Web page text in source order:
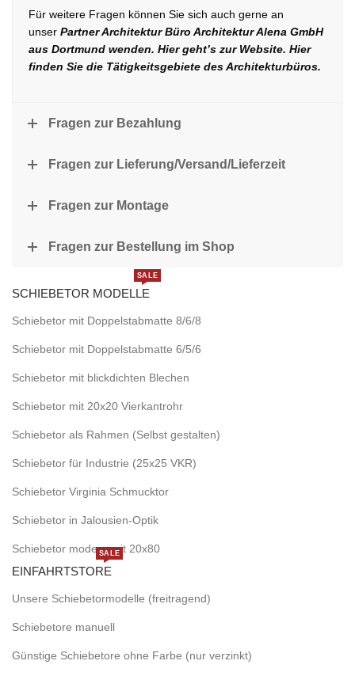
Für weitere Fragen können Sie sich auch gerne an
unser Partner Architektur Büro Architektur Alena GmbH
aus Dortmund wenden. Hier geht’s zur Website. Hier
finden Sie die Tätigkeitsgebiete des Architekturbüros.
Fragen zur Bezahlung
Fragen zur Lieferung/Versand/Lieferzeit
Fragen zur Montage
Fragen zur Bestellung im Shop
SCHIEBETOR MODELLE
SALE
Schiebetor mit Doppelstabmatte 8/6/8
Schiebetor mit Doppelstabmatte 6/5/6
Schiebetor mit blickdichten Blechen
Schiebetor mit 20x20 Vierkantrohr
Schiebetor als Rahmen (Selbst gestalten)
Schiebetor für Industrie (25x25 VKR)
Schiebetor Virginia Schmucktor
Schiebetor in Jalousien-Optik
Schiebetor modern mit 20x80
EINFAHRTSTORE
SALE
Unsere Schiebetormodelle (freitragend)
Schiebetore manuell
Günstige Schiebetore ohne Farbe (nur verzinkt)